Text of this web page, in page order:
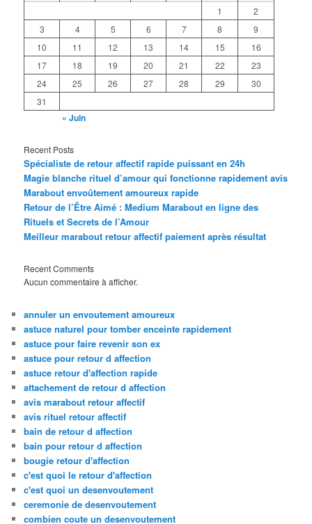
1
2
3
4 5 6 7 8
9
10
11 12 13 14 15
16
17
18 19 20 21 22
23
24
25 26 27 28 29
30
31
« Juin
Recent Posts
Spécialiste de retour affectif rapide puissant en 24h
Magie blanche rituel d’amour qui fonctionne rapidement avis
Marabout envoûtement amoureux rapide
Retour de l’Être Aimé : Medium Marabout en ligne des
Rituels et Secrets de l’Amour
Meilleur marabout retour affectif paiement après résultat
Recent Comments
Aucun commentaire à afficher.
annuler un envoutement amoureux
astuce naturel pour tomber enceinte rapidement
astuce pour faire revenir son ex
astuce pour retour d affection
astuce retour d'affection rapide
attachement de retour d affection
avis marabout retour affectif
avis rituel retour affectif
bain de retour d affection
bain pour retour d affection
bougie retour d'affection
c'est quoi le retour d'affection
c'est quoi un desenvoutement
ceremonie de desenvoutement
combien coute un desenvoutement